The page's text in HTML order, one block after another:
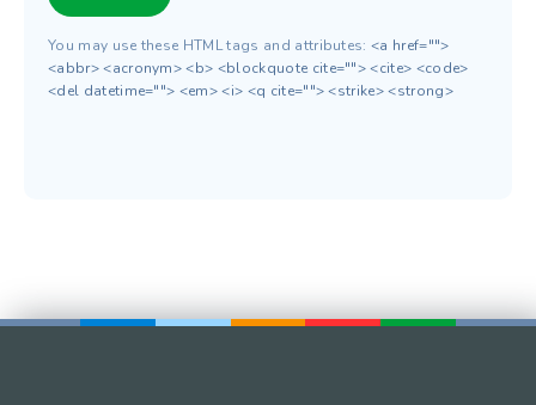
You may use these HTML tags and attributes:<a href="">
<abbr> <acronym> <b> <blockquote cite=""> <cite> <code>
<del datetime=""> <em> <i> <q cite=""> <strike> <strong>